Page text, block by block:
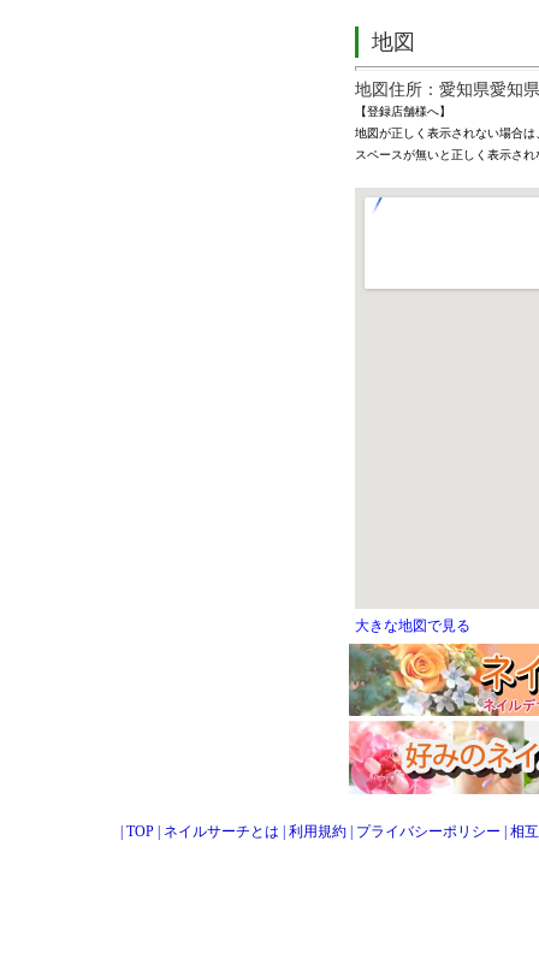
地図
地図住所：愛知県愛知
【登録店舗様へ】
地図が正しく表示されない場合
スペースが無いと正しく表示さ
大きな地図で見る
TOP ネイルサーチとは 利用規約 プライバシーポリシー 相